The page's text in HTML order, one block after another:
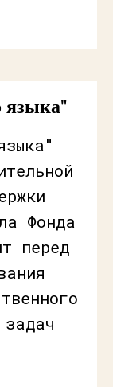
языка"
Фонда
перед